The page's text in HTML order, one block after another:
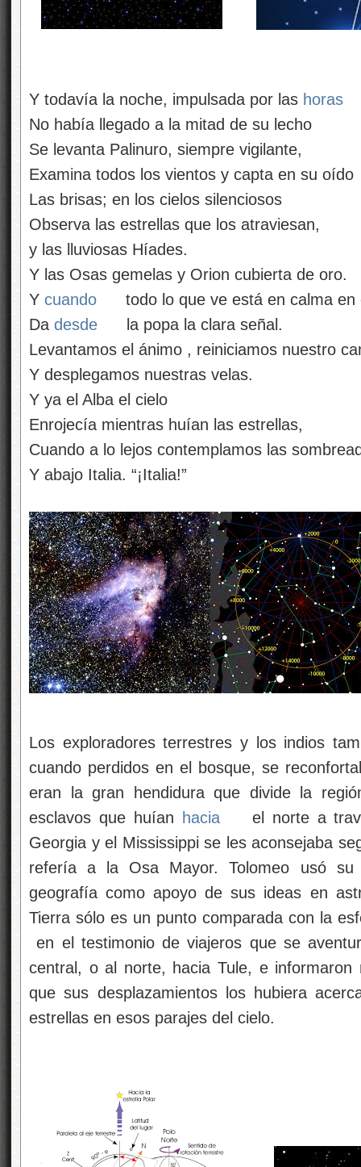
Y todavía la noche, impulsada por las horas
No había llegado a la mitad de su lecho
Se levanta Palinuro, siempre vigilante,
Examina todos los vientos y capta en su oído
Las brisas; en los cielos silenciosos
Observa las estrellas que los atraviesan,
y las lluviosas Híades.
Y las Osas gemelas y Orion cubierta de oro.
Y cuando
todo lo que ve está en calma en
Da desde
la popa la clara señal.
Levantamos el ánimo , reiniciamos nuestro
Y desplegamos nuestras velas.
Y ya el Alba el cielo
Enrojecía mientras huían las estrellas,
Cuando a lo lejos contemplamos las
Y abajo Italia. “¡Italia!”
Los exploradores terrestres y los indios
cuando perdidos en el bosque, se
eran la gran hendidura que divide la
esclavos que huían
hacia
el norte a
Georgia y el Mississippi se les aconsejaba
refería a la Osa Mayor. Tolomeo usó su
geografía como apoyo de sus ideas en
Tierra sólo es un punto comparada con la
en el testimonio de viajeros que se
central, o al norte, hacia Tule, e
que sus desplazamientos los hubiera
estrellas en esos parajes del cielo.